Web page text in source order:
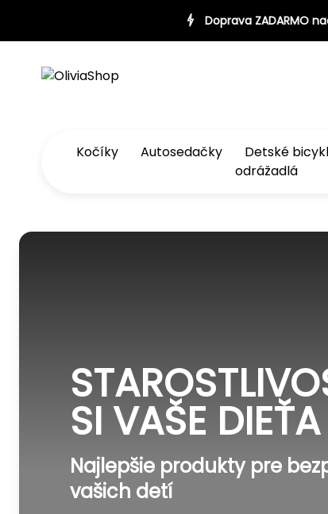
Doprava ZADARMO nad 100 € Doprava
Kočíky Autosedačky
Detské
odrážadlá
SI VAŠE
Najlepšie produkty pre
vašich detí